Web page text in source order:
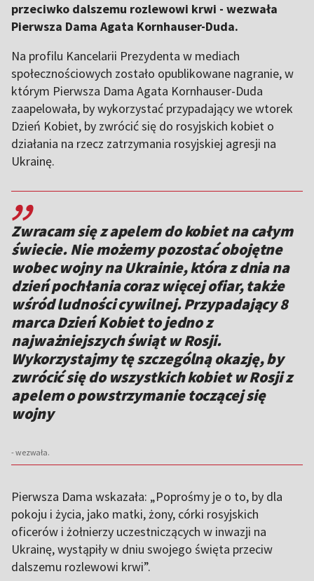
przeciwko dalszemu rozlewowi krwi - wezwała
Pierwsza Dama Agata Kornhauser-Duda.
Na profilu Kancelarii Prezydenta w mediach
społecznościowych zostało opublikowane nagranie, w
którym Pierwsza Dama Agata Kornhauser-Duda
zaapelowała, by wykorzystać przypadający we wtorek
Dzień Kobiet, by zwrócić się do rosyjskich kobiet o
działania na rzecz zatrzymania rosyjskiej agresji na
Ukrainę.
,,
Zwracam się z apelem do kobiet na całym
świecie. Nie możemy pozostać obojętne
wobec wojny na Ukrainie, która z dnia na
dzień pochłania coraz więcej ofiar, także
wśród ludności cywilnej. Przypadający 8
marca Dzień Kobiet to jedno z
najważniejszych świąt w Rosji.
Wykorzystajmy tę szczególną okazję, by
zwrócić się do wszystkich kobiet w Rosji z
apelem o powstrzymanie toczącej się
wojny
- wezwała.
Pierwsza Dama wskazała: „Poprośmy je o to, by dla
pokoju i życia, jako matki, żony, córki rosyjskich
oficerów i żołnierzy uczestniczących w inwazji na
Ukrainę, wystąpiły w dniu swojego święta przeciw
dalszemu rozlewowi krwi”.